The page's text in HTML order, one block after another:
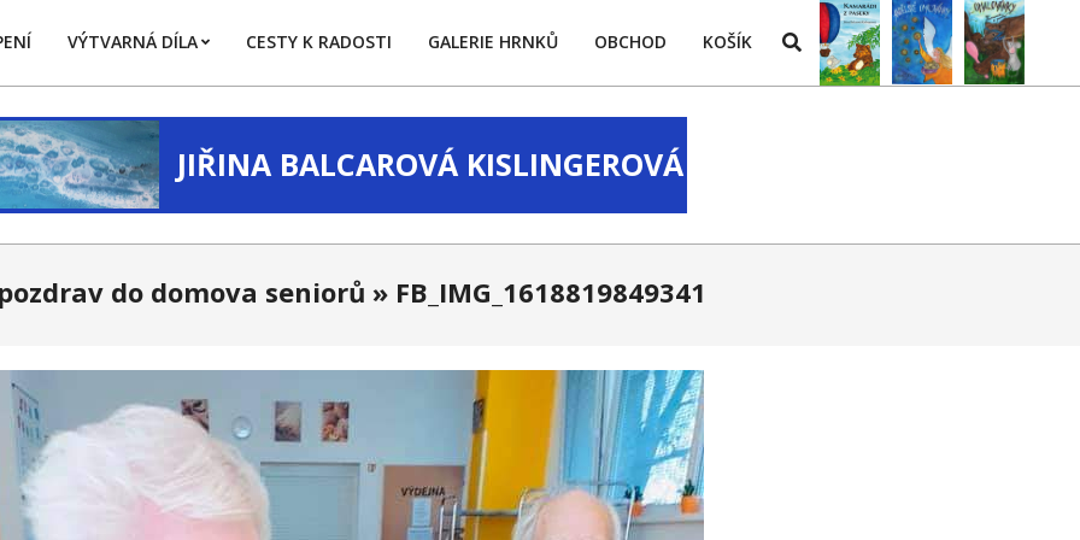
Primary
Navigation
Menu
VÝTVARNÁ DÍLA CESTY K RADOSTI GALERIE HRNKŮ OBCHOD KOŠÍK Search
JIŘINA BALCAROVÁ KISLINGEROVÁ
do domova seniorů » FB_IMG_1618819849341